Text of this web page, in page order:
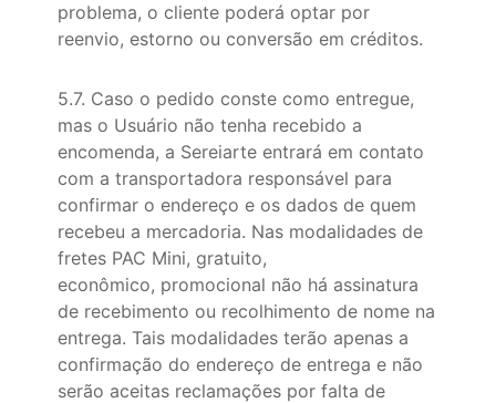
problema, o cliente poderá optar por
reenvio, estorno ou conversão em créditos.
5.7. Caso o pedido conste como entregue,
mas o Usuário não tenha recebido a
encomenda, a Sereiarte entrará em contato
com a transportadora responsável para
confirmar o endereço e os dados de quem
recebeu a mercadoria. Nas modalidades de
fretes PAC Mini, gratuito,
econômico, promocional não há assinatura
de recebimento ou recolhimento de nome na
entrega. Tais modalidades terão apenas a
confirmação do endereço de entrega e não
serão aceitas reclamações por falta de